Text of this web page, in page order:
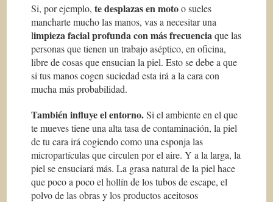
Si, por ejemplo,te desplazas en motoo sueles
mancharte mucho las manos, vas a necesitar una
limpieza facial profunda con más frecuenciaque las
personas que tienen un trabajo aséptico, en oficina,
libre de cosas que ensucian la piel. Esto se debe a que
si tus manos cogen suciedad esta irá a la cara con
mucha más probabilidad.
También influye el entorno.Si el ambiente en el que
te mueves tiene una alta tasa de contaminación, la piel
de tu cara irá cogiendo como una esponja las
micropartículas que circulen por el aire. Y a la larga, la
piel se ensuciará más. La grasa natural de la piel hace
que poco a poco el hollín de los tubos de escape, el
polvo de las obras y los productos aceitosos